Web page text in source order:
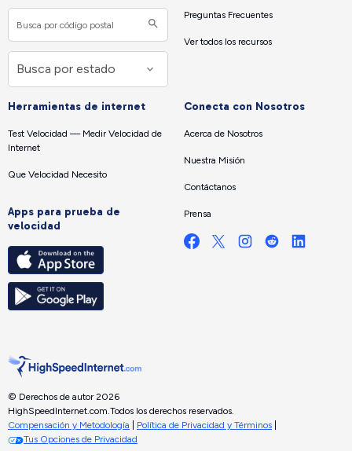
Preguntas Frecuentes
Ver todos los recursos
Herramientas de internet
Test Velocidad — Medir Velocidad de
Internet
Que Velocidad Necesito
Apps para prueba de
velocidad
Conecta con Nosotros
Acerca de Nosotros
Nuestra Misión
Contáctanos
Prensa
© Derechos de autor 2026
HighSpeedInternet.com. Todos los derechos reservados.
Compensación y Metodología
Política de Privacidad y Términos
Tus Opciones de Privacidad